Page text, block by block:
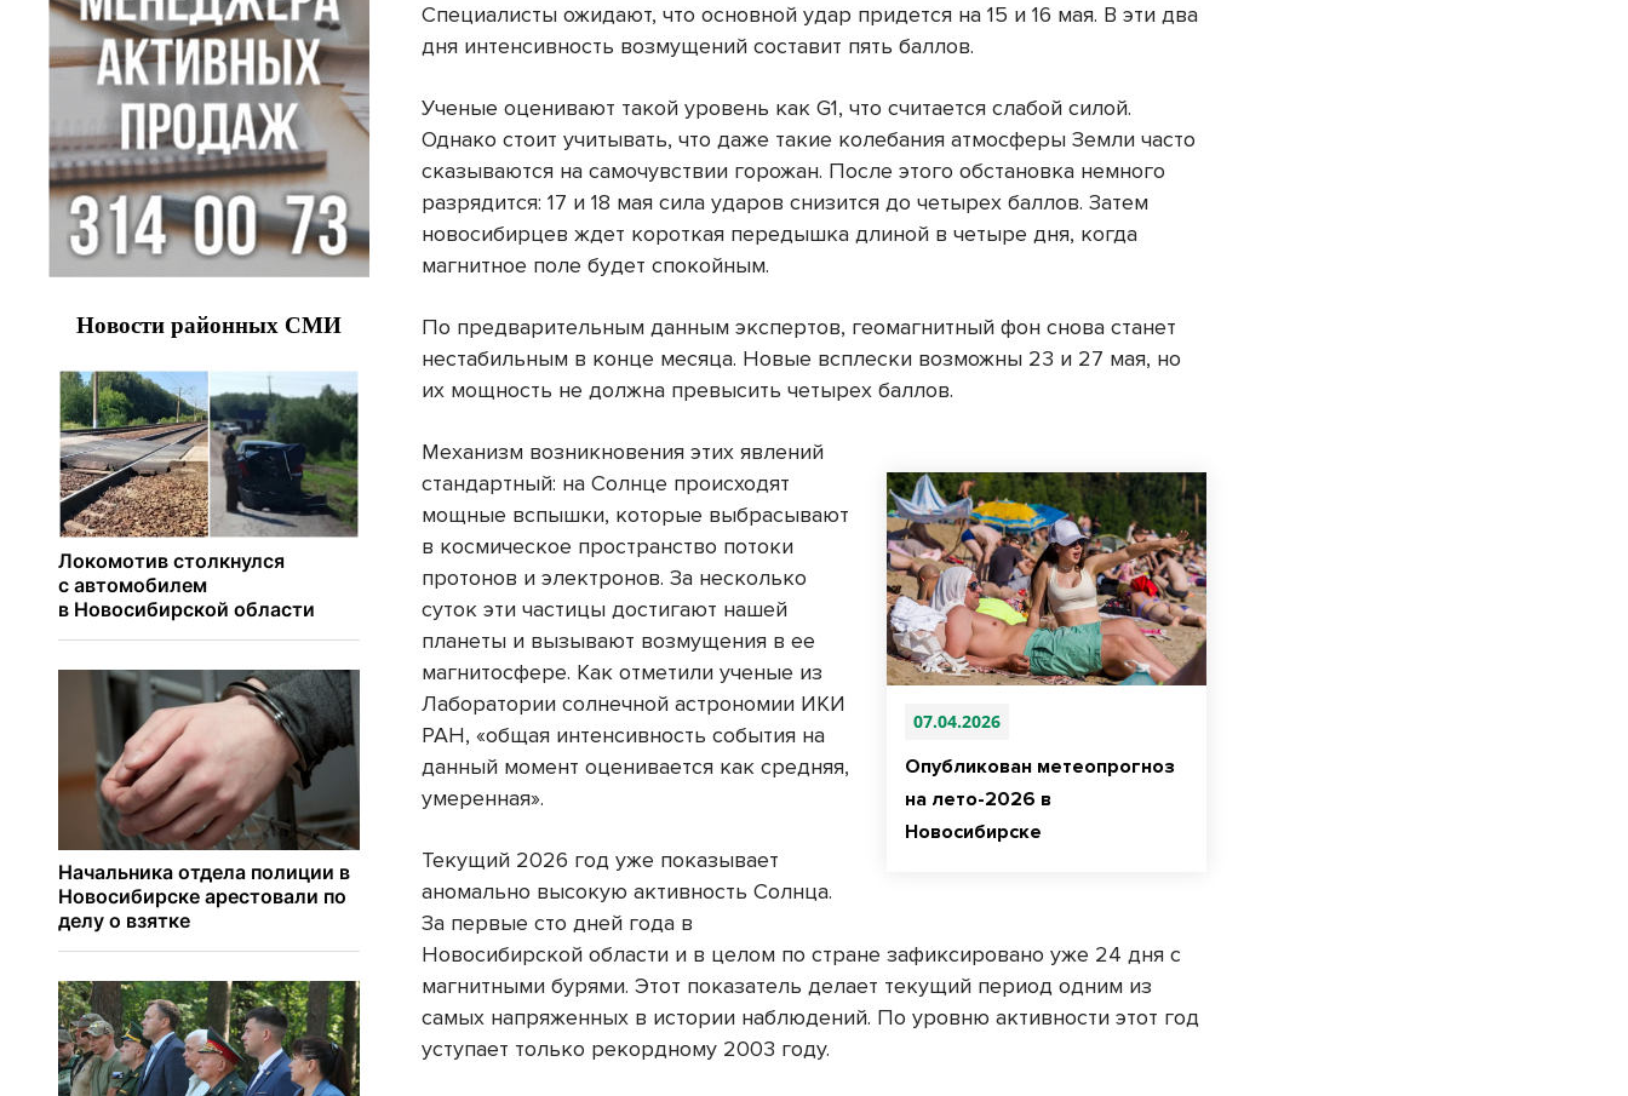
Специалисты ожидают, что основной удар придется на 15 и 16 мая. В эти два
дня интенсивность возмущений составит пять баллов.
Ученые оценивают такой уровень как G1, что считается слабой силой.
Однако стоит учитывать, что даже такие колебания атмосферы Земли часто
сказываются на самочувствии горожан. После этого обстановка немного
разрядится: 17 и 18 мая сила ударов снизится до четырех баллов. Затем
новосибирцев ждет короткая передышка длиной в четыре дня, когда
магнитное поле будет спокойным.
По предварительным данным экспертов, геомагнитный фон снова станет
нестабильным в конце месяца. Новые всплески возможны 23 и 27 мая, но
их мощность не должна превысить четырех баллов.
07.04.2026
Опубликован метеопрогноз
на лето-2026 в
Новосибирске
Механизм возникновения этих явлений
стандартный: на Солнце происходят
мощные вспышки, которые выбрасывают
в космическое пространство потоки
протонов и электронов. За несколько
суток эти частицы достигают нашей
планеты и вызывают возмущения в ее
магнитосфере. Как отметили ученые из
Лаборатории солнечной астрономии ИКИ
РАН, «общая интенсивность события на
данный момент оценивается как средняя,
умеренная».
Текущий 2026 год уже показывает
аномально высокую активность Солнца.
За первые сто дней года в
Новосибирской области и в целом по стране зафиксировано уже 24 дня с
магнитными бурями. Этот показатель делает текущий период одним из
самых напряженных в истории наблюдений. По уровню активности этот год
уступает только рекордному 2003 году.